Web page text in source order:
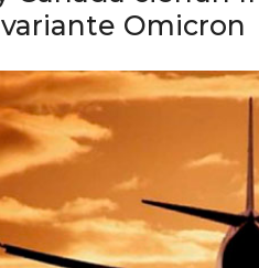
Omicron